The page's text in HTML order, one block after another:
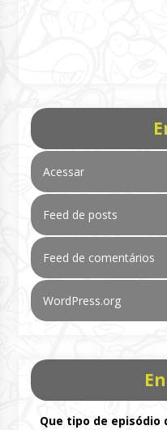
Acessar
Feed de posts
Feed de comentários
WordPress.org
Que tipo de episódio